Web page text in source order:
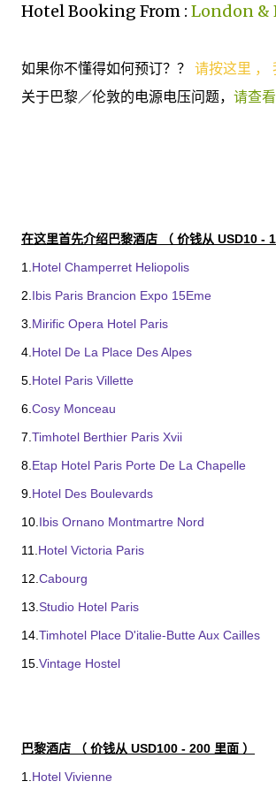
Hotel Booking From : London &
如果你不懂得如何预订？？ 请按这里 ，
关于巴黎／伦敦的电源电压问题， 请查
在这里首先介绍巴黎酒店 （ 价钱从 USD10 -
1. Hotel Champerret Heliopolis
2. Ibis Paris Brancion Expo 15Eme
3. Mirific Opera Hotel Paris
4. Hotel De La Place Des Alpes
5. Hotel Paris Villette
6. Cosy Monceau
7. Timhotel Berthier Paris Xvii
8. Etap Hotel Paris Porte De La Chapelle
9. Hotel Des Boulevards
10. Ibis Ornano Montmartre Nord
11. Hotel Victoria Paris
12. Cabourg
13. Studio Hotel Paris
14. Timhotel Place D'italie-Butte Aux Cailles
15. Vintage Hostel
巴黎酒店 （ 价钱从 USD100 - 200 里面 ）
1. Hotel Vivienne